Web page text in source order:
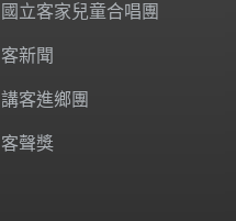
國立客家兒童合唱團
客新聞
講客進鄉團
客聲獎